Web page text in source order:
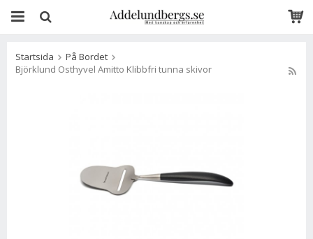
Startsida
På Bordet
Björklund Osthyvel Amitto Klibbfri tunna skivor